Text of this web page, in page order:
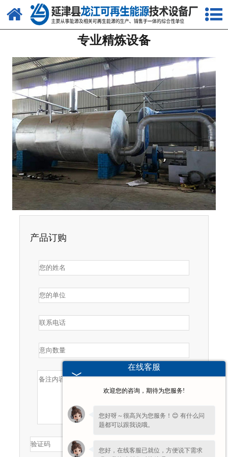
网站首页
产品中心
新闻中心
客户案例
视频中心
资质荣誉
联系我们
专业精炼设备
产品订购
在线客服
欢迎您的咨询，期待为您服务!
您好呀～很高兴为您服务！😊 有什么问
题都可以跟我说哦。
您好，在线客服已就位，方便说下需求